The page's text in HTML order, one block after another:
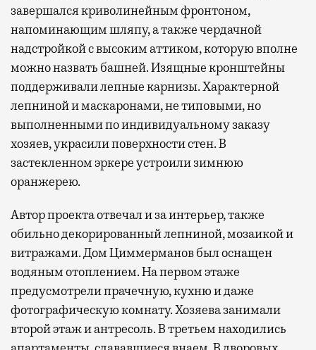
завершался криволинейным фронтоном,
напоминающим шляпу, а также чердачной
надстройкой с высоким аттиком, которую вполне
можно назвать башней. Изящные кронштейны
поддерживали лепные карнизы. Характерной
лепниной и маскаронами, не типовыми, но
выполненными по индивидуальному заказу
хозяев, украсили поверхности стен. В
застекленном эркере устроили зимнюю
оранжерею.
Автор проекта отвечал и за интерьер, также
обильно декорированный лепниной, мозаикой и
витражами. Дом Циммерманов был оснащен
водяным отоплением. На первом этаже
предусмотрели прачечную, кухню и даже
фотографическую комнату. Хозяева занимали
второй этаж и антресоль. В третьем находились